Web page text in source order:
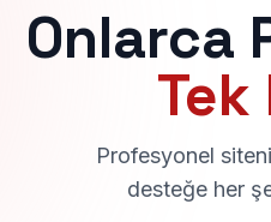
Onlarca
Tek
Profesyonel
desteğe her